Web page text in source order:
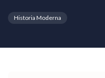
Historia Moderna